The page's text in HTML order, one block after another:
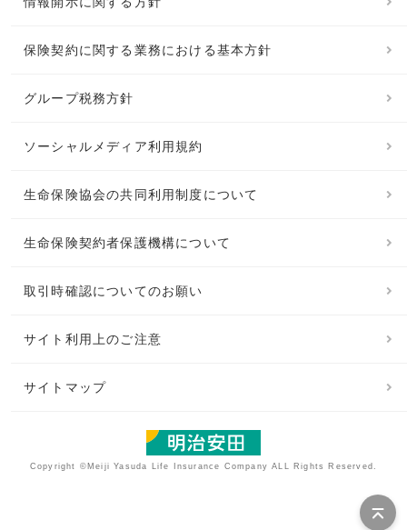
保険契約に関する業務における基本方針
グループ税務方針
ソーシャルメディア利用規約
生命保険協会の共同利用制度について
生命保険契約者保護機構について
取引時確認についてのお願い
サイト利用上のご注意
サイトマップ
Copyright ©Meiji Yasuda Life Insurance Company ALL Rights Reserved.